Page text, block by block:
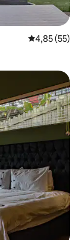
Évaluation
4,85 (55)